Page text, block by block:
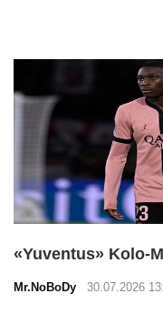
«Yuventus» Kolo-
Mr.NoBoDy 30.07.2026